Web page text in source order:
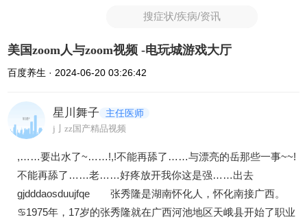
搜症状/疾病/资讯
美国zoom人与zoom视频 -电玩城游戏大厅
百度养生 · 2024-06-20 03:26:42
星川舞子 主任医师
j亅zz国产精品视频
,……要出水了~……!,!不能再舔了……与漂亮的岳那些一事~~!
不能再舔了……老……好疼放开我你这是强……出去
gjdddaosduujfqe 张秀隆是湖南怀化人，怀化南接广西。
♋1975年，17岁的张秀隆就在广西河池地区天峨县开始了职业